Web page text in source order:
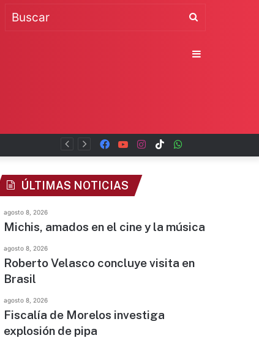
TikTok
Instagram
YouTube
Facebook
Switch
ÚLTIMAS NOTICIAS
agosto 8, 2026
Michis, amados en el cine y la música
agosto 8, 2026
Roberto Velasco concluye visita en
Brasil
agosto 8, 2026
Fiscalía de Morelos investiga
explosión de pipa